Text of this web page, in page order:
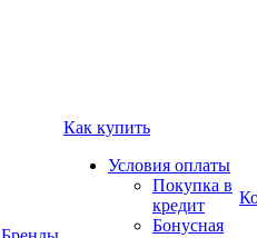
Как купить
Условия оплаты
Покупка в
кредит
Бонусная